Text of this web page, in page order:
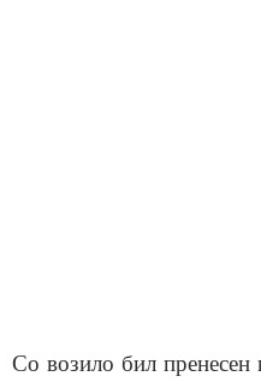
Со возило бил пренесен